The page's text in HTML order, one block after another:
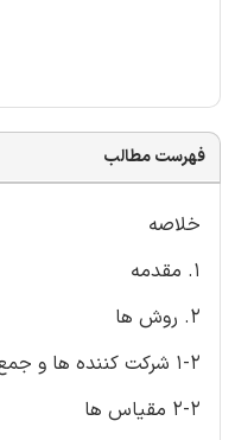
فهرست مطالب
خلاصه
1. مقدمه
2. روش ها
1-2 شرکت کننده ها و جمع آوری داده
2-2 مقیاس ها